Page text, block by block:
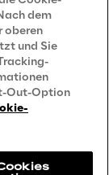
dem
oberen
und Sie
Out-Option